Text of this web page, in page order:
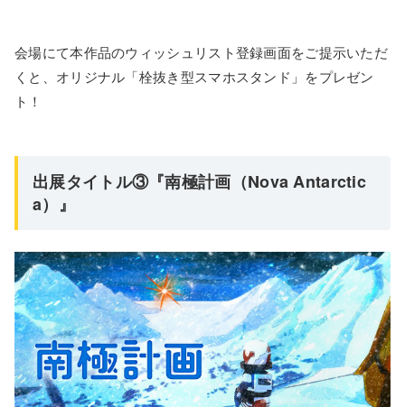
会場にて本作品のウィッシュリスト登録画面をご提示いただ
くと、オリジナル「栓抜き型スマホスタンド」をプレゼン
ト！
出展タイトル③『南極計画（Nova Antarctic
a）』